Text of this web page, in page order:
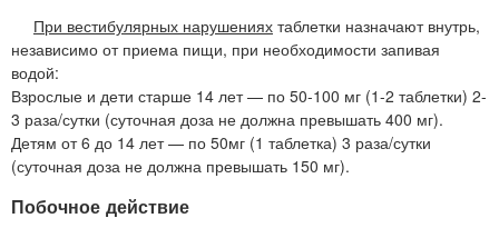
При вестибулярных нарушениях таблетки назначают внутрь,
независимо от приема пищи, при необходимости запивая
водой:
Взрослые и дети старше 14 лет — по 50-100 мг (1-2 таблетки) 2-
3 раза/сутки (суточная доза не должна превышать 400 мг).
Детям от 6 до 14 лет — по 50мг (1 таблетка) 3 раза/сутки
(суточная доза не должна превышать 150 мг).
Побочное действие